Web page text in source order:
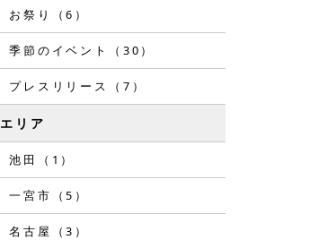
お祭り（6）
季節のイベント（30）
プレスリリース（7）
エリア
池田（1）
一宮市（5）
名古屋（3）